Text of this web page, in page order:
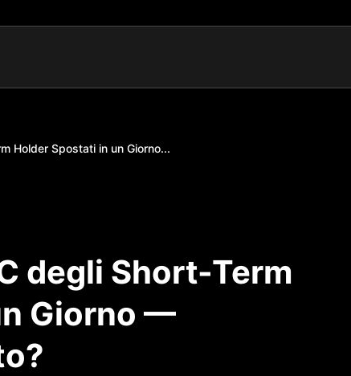
Holder Spostati in un Giorno...
degli Short-Term
Giorno —